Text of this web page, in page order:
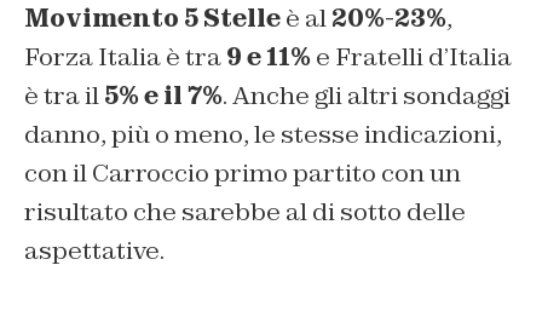
Movimento 5 Stelleè al20%-23%,
Forza Italia è tra9 e 11% e Fratelli d’Italia
è tra il5% e il 7%. Anche gli altri sondaggi
danno, più o meno, le stesse indicazioni,
con il Carroccio primo partito con un
risultato che sarebbe al di sotto delle
aspettative.